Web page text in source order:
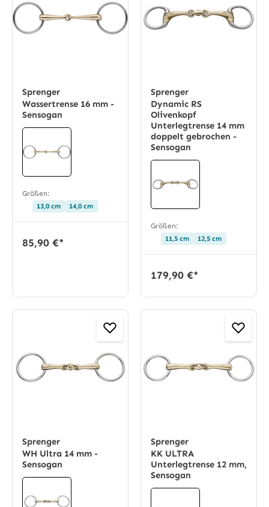
Sprenger
Wassertrense 16 mm -
Sensogan
Größen:
13,0 cm
14,0 cm
85,90 €*
Sprenger
Dynamic RS
Olivenkopf
Unterlegtrense 14 mm
doppelt gebrochen -
Sensogan
Größen:
11,5 cm
12,5 cm
179,90 €*
Sprenger
WH Ultra 14 mm -
Sensogan
Sprenger
KK ULTRA
Unterlegtrense 12 mm,
Sensogan